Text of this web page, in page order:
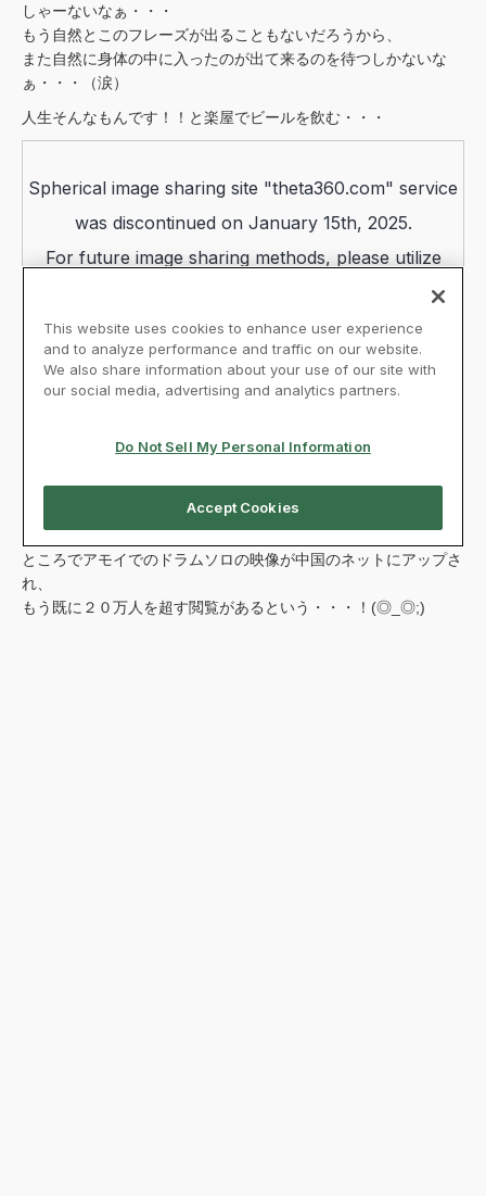
しゃーないなぁ・・・
もう自然とこのフレーズが出ることもないだろうから、
また自然に身体の中に入ったのが出て来るのを待つしかないな
ぁ・・・（涙）
人生そんなもんです！！と楽屋でビールを飲む・・・
ところでアモイでのドラムソロの映像が中国のネットにアップさ
れ、
もう既に２０万人を超す閲覧があるという・・・！(◎_◎;)